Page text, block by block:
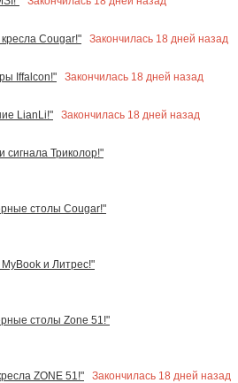
Cougar!"
Закончилась 18 дней назад
Iffalcon!"
Закончилась 18 дней назад
LianLi!"
Закончилась 18 дней назад
Триколор!"
столы Cougar!"
и Литрес!"
столы Zone 51!"
ZONE 51!"
Закончилась 18 дней назад